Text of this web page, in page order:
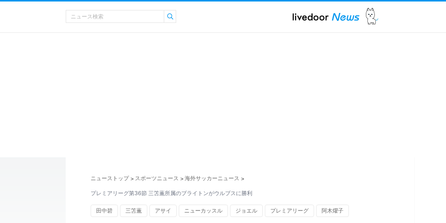
ニューストップ > スポーツニュース > 海外サッカーニュース >
プレミアリーグ第36節 三笘薫所属のブライトンがウルブスに勝利
田中碧 三笘薫 アサイ ニューカッスル ジョエル プレミアリーグ 阿木燿子